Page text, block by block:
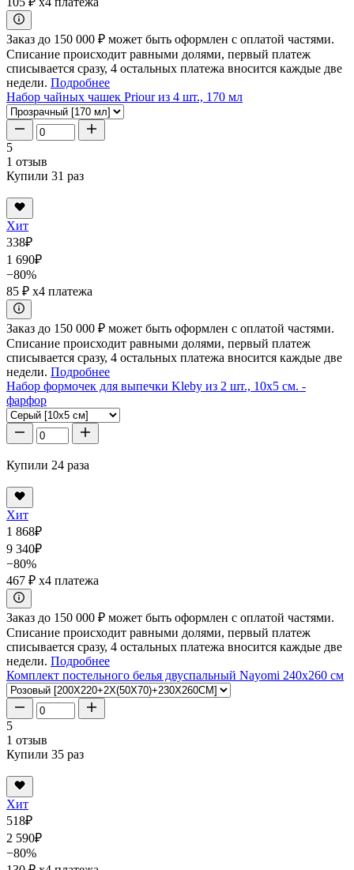
Заказ до 150 000 ₽ может быть оформлен с оплатой частями.
Списание происходит равными долями, первый платеж
списывается сразу, 4 остальных платежа вносится каждые две
недели. Подробнее
Набор чайных чашек Priour из 4 шт., 170 мл
5
1 отзыв
Купили 31 раз
Хит
338₽
1 690₽
−80%
85 ₽ x4 платежа
Заказ до 150 000 ₽ может быть оформлен с оплатой частями.
Списание происходит равными долями, первый платеж
списывается сразу, 4 остальных платежа вносится каждые две
недели. Подробнее
Набор формочек для выпечки Kleby из 2 шт., 10x5 см. -
фарфор
Купили 24 раза
Хит
1 868₽
9 340₽
−80%
467 ₽ x4 платежа
Заказ до 150 000 ₽ может быть оформлен с оплатой частями.
Списание происходит равными долями, первый платеж
списывается сразу, 4 остальных платежа вносится каждые две
недели. Подробнее
Комплект постельного белья двуспальный Nayomi 240x260 см
5
1 отзыв
Купили 35 раз
Хит
518₽
2 590₽
−80%